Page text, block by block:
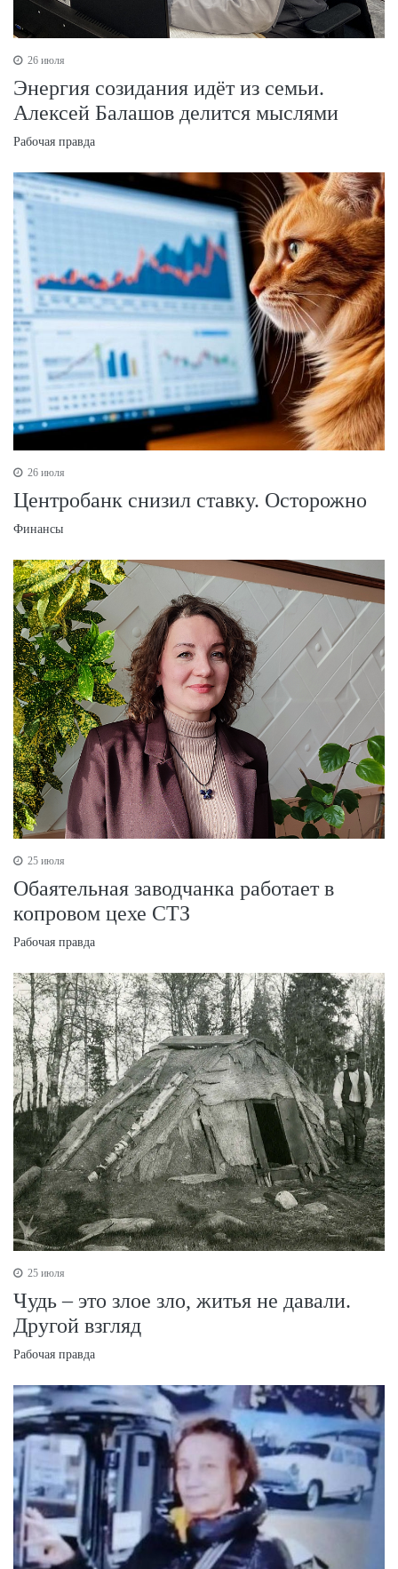
26 июля
Энергия созидания идёт из семьи.
Алексей Балашов делится мыслями
Рабочая правда
26 июля
Центробанк снизил ставку. Осторожно
Финансы
25 июля
Обаятельная заводчанка работает в
копровом цехе СТЗ
Рабочая правда
25 июля
Чудь – это злое зло, житья не давали.
Другой взгляд
Рабочая правда